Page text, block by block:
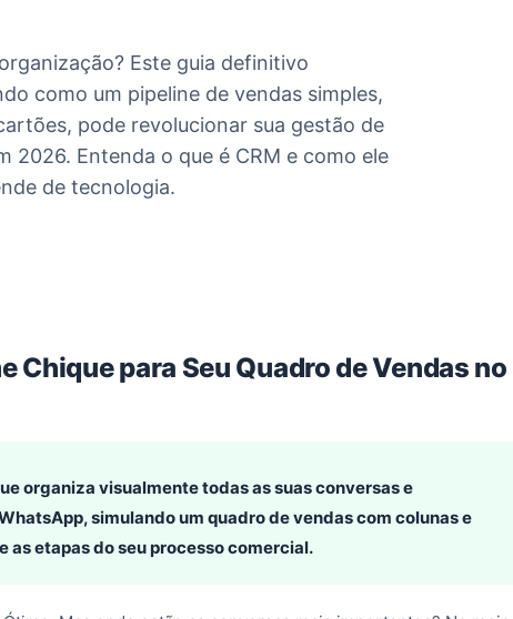
Este guia definitivo
como um pipeline de vendas simples,
pode revolucionar sua gestão de
2026. Entenda o que é CRM e como ele
de tecnologia.
Chique para Seu Quadro de Vendas no
organiza visualmente todas as suas conversas e
simulando um quadro de vendas com colunas e
as etapas do seu processo comercial.